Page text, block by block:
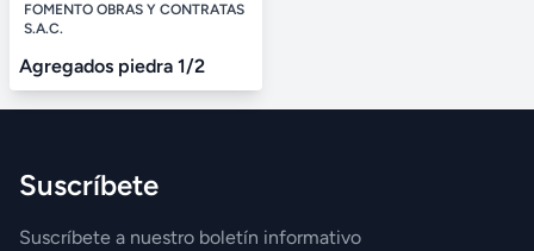
FOMENTO OBRAS Y CONTRATAS
S.A.C.
Agregados piedra 1/2
Suscríbete
Suscríbete a nuestro boletín informativo